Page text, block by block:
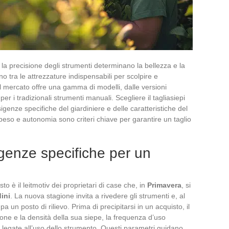
precisione degli strumenti determinano la bellezza e la
tra le attrezzature indispensabili per scolpire e
offre una gamma di modelli, dalle versioni
i tradizionali strumenti manuali. Scegliere il tagliasiepi
specifiche del giardiniere e delle caratteristiche del
e autonomia sono criteri chiave per garantire un taglio
specifiche per un
è il leitmotiv dei proprietari di case che, in Primavera , si
. La nuova stagione invita a rivedere gli strumenti e, al
un posto di rilievo. Prima di precipitarsi in un acquisto, il
e la densità della sua siepe, la frequenza d’uso